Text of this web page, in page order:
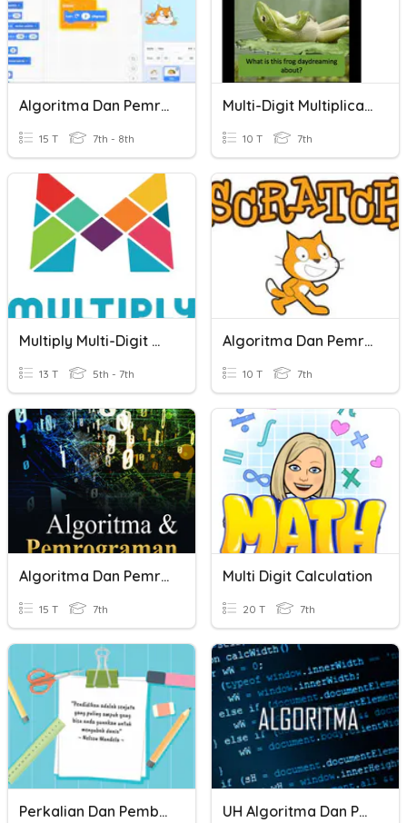
Algoritma Dan Pemrograman
15 T 7th - 8th
Multi-Digit Multiplication
10 T 7th
Multiply Multi-Digit Whole Numbers
13 T 5th - 7th
Algoritma Dan Pemrograman
10 T 7th
Algoritma Dan Pemrograman
15 T 7th
Multi Digit Calculation
20 T 7th
Perkalian Dan Pembagian Aljabar UH Algoritma Dan Pemrograman